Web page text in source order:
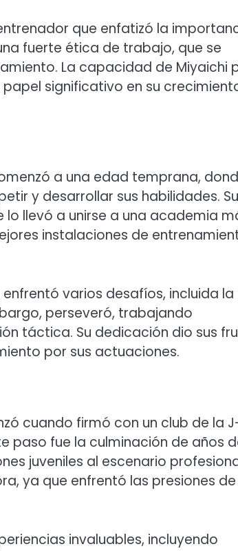
que enfatizó la
fuerte ética de trabajo, que se
La capacidad de Miyaichi
significativo en su
a una edad temprana,
y desarrollar sus habilidades. Su
llevó a unirse a una academia
instalaciones de
varios desafíos, incluida la
perseveró, trabajando
táctica. Su dedicación dio sus
por sus actuaciones.
cuando firmó con un club de la
paso fue la culminación de años
juveniles al escenario
ya que enfrentó las presiones de
invaluables, incluyendo